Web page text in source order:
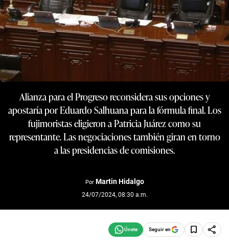
Alianza para el Progreso reconsidera sus opciones y
apostaría por Eduardo Salhuana para la fórmula final. Los
fujimoristas eligieron a Patricia Juárez como su
representante. Las negociaciones también giran en torno
a las presidencias de comisiones.
Por Martin Hidalgo
24/07/2024, 08:30 a.m.
Seguir en